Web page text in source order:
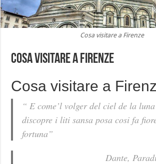
Cosa visitare a Firenze
Cosa visitare a Firenze
Cosa visitare a
“ E come’l volger del ciel de la
discopre i liti sansa posa cosi fa
fortuna”
Dante,